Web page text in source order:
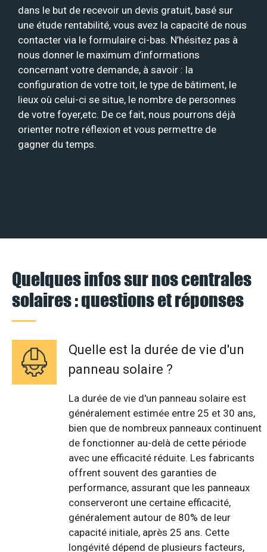
dans le but de recevoir un devis gratuit, basé sur
une étude rentabilité, vous avez la capacité de nous
contacter via le formulaire ci-bas. N’hésitez pas à
nous donner le maximum d’informations
concernant votre demande, à savoir : la
configuration de votre toit, le type de bâtiment, le
lieux où celui-ci se situe, le nombre de personnes
de votre foyer,etc. De ce fait, nous pourrons déjà
orienter notre réflexion et vous permettre de
gagner du temps.
Quelques infos sur nos centrales
solaires : questions et réponses
Quelle est la durée de vie d'un
panneau solaire ?
La durée de vie d'un panneau solaire est
généralement estimée entre 25 et 30 ans,
bien que de nombreux panneaux continuent
de fonctionner au-delà de cette période
avec une efficacité réduite. Les fabricants
offrent souvent des garanties de
performance, assurant que les panneaux
conserveront une certaine efficacité,
généralement autour de 80% de leur
capacité initiale, après 25 ans. Cette
longévité dépend de plusieurs facteurs,